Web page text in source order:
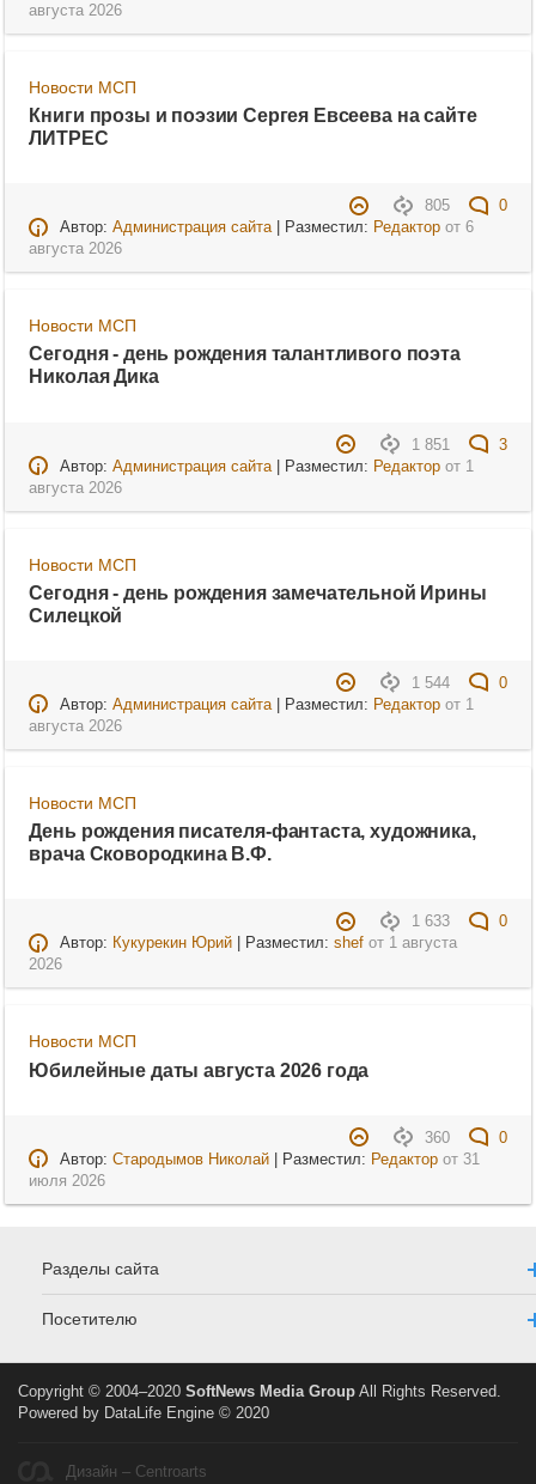
августа 2026
Новости МСП
Книги прозы и поэзии Сергея Евсеева на сайте
ЛИТРЕС
805
0
Автор: Администрация сайта| Разместил: Редакторот 6
августа 2026
Новости МСП
Сегодня - день рождения талантливого поэта
Николая Дика
1 851
3
Автор: Администрация сайта| Разместил: Редакторот 1
августа 2026
Новости МСП
Сегодня - день рождения замечательной Ирины
Силецкой
1 544
0
Автор: Администрация сайта| Разместил: Редакторот 1
августа 2026
Новости МСП
День рождения писателя-фантаста, художника,
врача Сковородкина В.Ф.
1 633
0
Автор: Кукурекин Юрий| Разместил: shefот 1 августа
2026
Новости МСП
Юбилейные даты августа 2026 года
360
0
Автор: Стародымов Николай| Разместил: Редакторот 31
июля 2026
Разделы сайта
Посетителю
Copyright © 2004–2020 SoftNews Media Group All Rights Reserved.
Powered by DataLife Engine © 2020
Дизайн – Centroarts